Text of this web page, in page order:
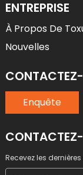
ENTREPRISE
À Propos De
Nouvelles
Enquête
Recevez les